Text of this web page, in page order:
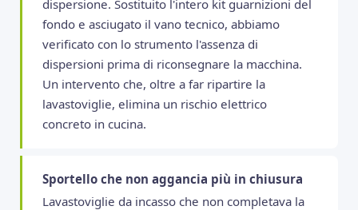
dispersione. Sostituito l'intero kit guarnizioni del
fondo e asciugato il vano tecnico, abbiamo
verificato con lo strumento l'assenza di
dispersioni prima di riconsegnare la macchina.
Un intervento che, oltre a far ripartire la
lavastoviglie, elimina un rischio elettrico
concreto in cucina.
Sportello che non aggancia più in chiusura
Lavastoviglie da incasso che non completava la